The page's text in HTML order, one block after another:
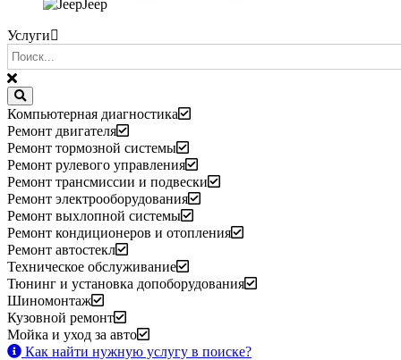
Jeep
Услуги
Компьютерная диагностика
Ремонт двигателя
Ремонт тормозной системы
Ремонт рулевого управления
Ремонт трансмиссии и подвески
Ремонт электрооборудования
Ремонт выхлопной системы
Ремонт кондиционеров и отопления
Ремонт автостекл
Техническое обслуживание
Тюнинг и установка допоборудования
Шиномонтаж
Кузовной ремонт
Мойка и уход за авто
Как найти нужную услугу в поиске?